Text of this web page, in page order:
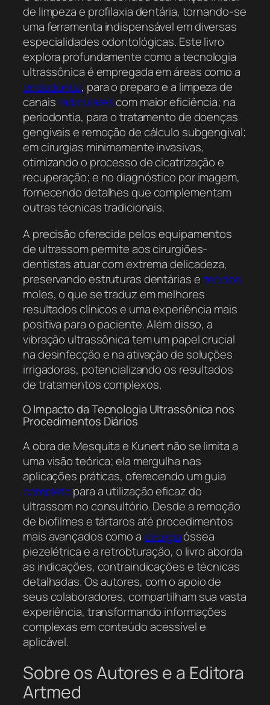
de limpeza e profilaxia dentária, tornando-se
uma ferramenta indispensável em diversas
especialidades odontológicas. Este livro
explora profundamente como a tecnologia
ultrassônica é empregada em áreas como a
endodontia, para o preparo e a limpeza de
canaisradicularescom maior eficiência; na
periodontia, para o tratamento de doenças
gengivais e remoção de cálculo subgengival;
em cirurgias minimamente invasivas,
otimizando o processo de cicatrização e
recuperação; e no diagnóstico por imagem,
fornecendo detalhes que complementam
outras técnicas tradicionais.
A precisão oferecida pelos equipamentos
de ultrassom permite aos cirurgiões-
dentistas atuar com extrema delicadeza,
preservando estruturas dentárias etecidos
moles, o que se traduz em melhores
resultados clínicos e uma experiência mais
positiva para o paciente. Além disso, a
vibração ultrassônica tem um papel crucial
na desinfecção e na ativação de soluções
irrigadoras, potencializando os resultados
de tratamentos complexos.
O Impacto da Tecnologia Ultrassônica nos
Procedimentos Diários
A obra de Mesquita e Kunert não se limita a
uma visão teórica; ela mergulha nas
aplicações práticas, oferecendo um guia
completo para a utilização eficaz do
ultrassom no consultório. Desde a remoção
de biofilmes e tártaros até procedimentos
mais avançados como acirurgiaóssea
piezelétrica e a retrobturação, o livro aborda
as indicações, contraindicações e técnicas
detalhadas. Os autores, com o apoio de
seus colaboradores, compartilham sua vasta
experiência, transformando informações
complexas em conteúdo acessível e
aplicável.
Sobre os Autores e a Editora
Artmed